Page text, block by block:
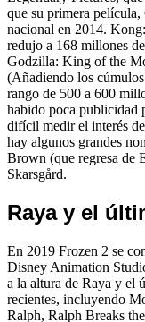
que su primera
nacional en 2014.
redujo a 168 millones
Godzilla: King of the
(Añadiendo los
rango de 500 a 600
habido poca publicidad
difícil medir el interés
hay algunos grandes
Brown (que regresa de
Skarsgård.
Raya y el
En 2019 Frozen 2 se
Disney Animation
a la altura de Raya y el
recientes, incluyendo
Ralph, Ralph Breaks